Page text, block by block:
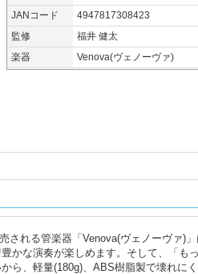
JANコード
4947817308423
監修
福井 健太
楽器
Venova(ヴェノーヴァ)
される管楽器「Venova(ヴェノーヴァ)
かな演奏が楽しめます。そして、「も
ら、軽量(180g)、ABS樹脂製で壊れに